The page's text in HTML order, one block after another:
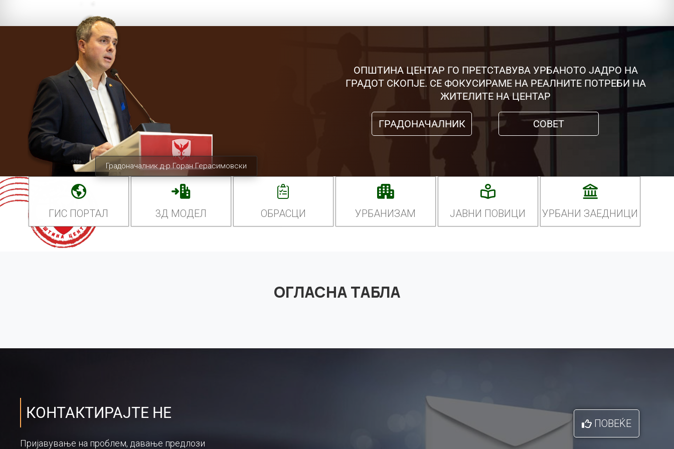
Градоначалник д-р Горан Герасимовски
ОПШТИНА ЦЕНТАР ГО ПРЕТСТАВУВА УРБАНОТО ЈАДРО НА
ГРАДОТ СКОПЈЕ. СЕ ФОКУСИРАМЕ НА РЕАЛНИТЕ ПОТРЕБИ НА
ЖИТЕЛИТЕ НА ЦЕНТАР
ГРАДОНАЧАЛНИК СОВЕТ
ГИС ПОРТАЛ 3Д МОДЕЛ ОБРАСЦИ УРБАНИЗАМ ЈАВНИ ПОВИЦИ УРБАНИ ЗАЕДНИЦИ
ОГЛАСНА ТАБЛА
КОНТАКТИРАЈТЕ НЕ
Пријавување на проблем, давање предлози
ПОВЕЌЕ